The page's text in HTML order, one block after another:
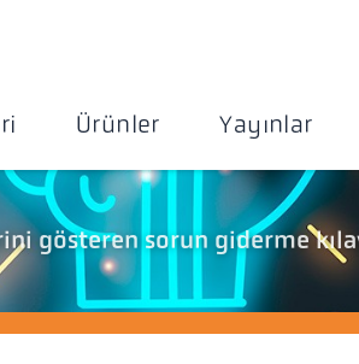
Ürünler Yayınlar
gösteren sorun giderme